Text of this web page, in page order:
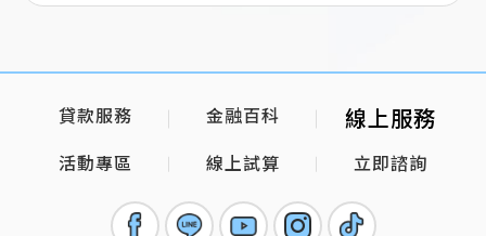
貸款服務 金融百科 線上服務
活動專區 線上試算 立即諮詢